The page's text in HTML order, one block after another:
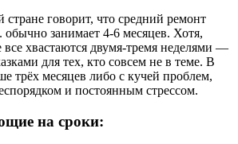
говорит, что средний ремонт
занимает 4-6 месяцев. Хотя,
все хвастаются двумя-тремя неделями —
для тех, кто совсем не в теме. В
трёх месяцев либо с кучей проблем,
и постоянным стрессом.
на сроки: